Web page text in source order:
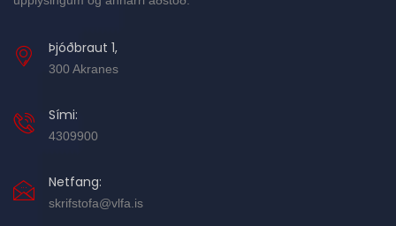
Þjóðbraut 1,
300 Akranes
Sími:
4309900
Netfang:
skrifstofa@vlfa.is